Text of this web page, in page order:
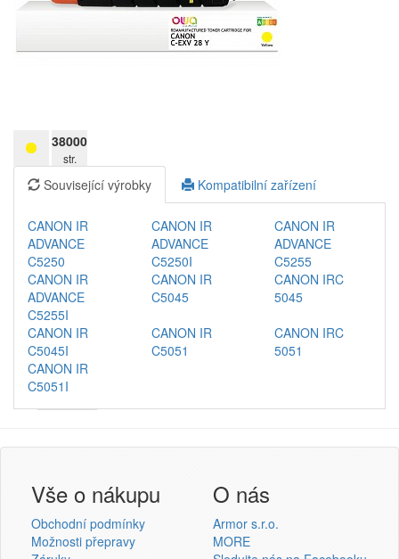
38000
str.
Související výrobky Kompatibilní zařízení
CANON IR
ADVANCE
C5250
CANON IR
ADVANCE
C5250I
CANON IR
ADVANCE
C5255
CANON IR
ADVANCE
C5255I
CANON IR
C5045
CANON IRC
5045
CANON IR
C5045I
CANON IR
C5051
CANON IRC
5051
CANON IR
C5051I
Vše o nákupu
Obchodní podmínky
Možnosti přepravy
O nás
Armor s.r.o.
MORE